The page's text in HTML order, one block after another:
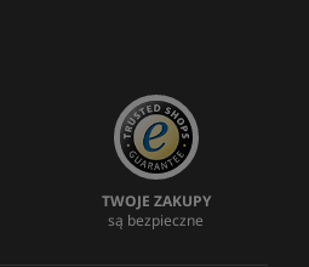
TWOJE ZAKUPY
są bezpieczne